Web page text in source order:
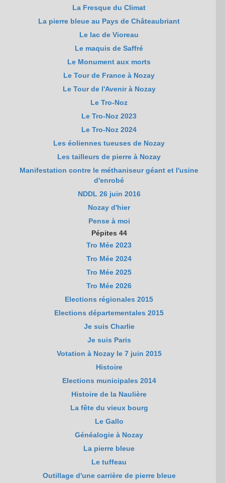
La Fresque du Climat
La pierre bleue au Pays de Châteaubriant
Le lac de Vioreau
Le maquis de Saffré
Le Monument aux morts
Le Tour de France à Nozay
Le Tour de l'Avenir à Nozay
Le Tro-Noz
Le Tro-Noz 2023
Le Tro-Noz 2024
Les éoliennes tueuses de Nozay
Les tailleurs de pierre à Nozay
Manifestation contre le méthaniseur géant et l'usine
d'enrobé
NDDL 26 juin 2016
Nozay d'hier
Pense à moi
Pépites 44
Tro Mée 2023
Tro Mée 2024
Tro Mée 2025
Tro Mée 2026
Elections régionales 2015
Elections départementales 2015
Je suis Charlie
Je suis Paris
Votation à Nozay le 7 juin 2015
Histoire
Elections municipales 2014
Histoire de la Naulière
La fête du vieux bourg
Le Gallo
Généalogie à Nozay
La pierre bleue
Le tuffeau
Outillage d'une carrière de pierre bleue